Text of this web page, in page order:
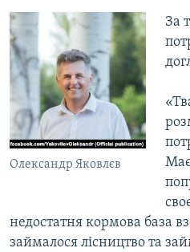
Олександр Яковлєв
За
недостатня кормова база
займалося лісництво та